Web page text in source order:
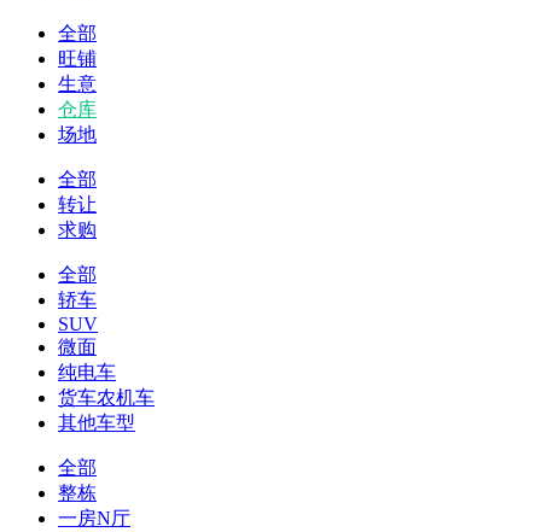
全部
旺铺
生意
仓库
场地
全部
转让
求购
全部
轿车
SUV
微面
纯电车
货车农机车
其他车型
全部
整栋
一房N厅